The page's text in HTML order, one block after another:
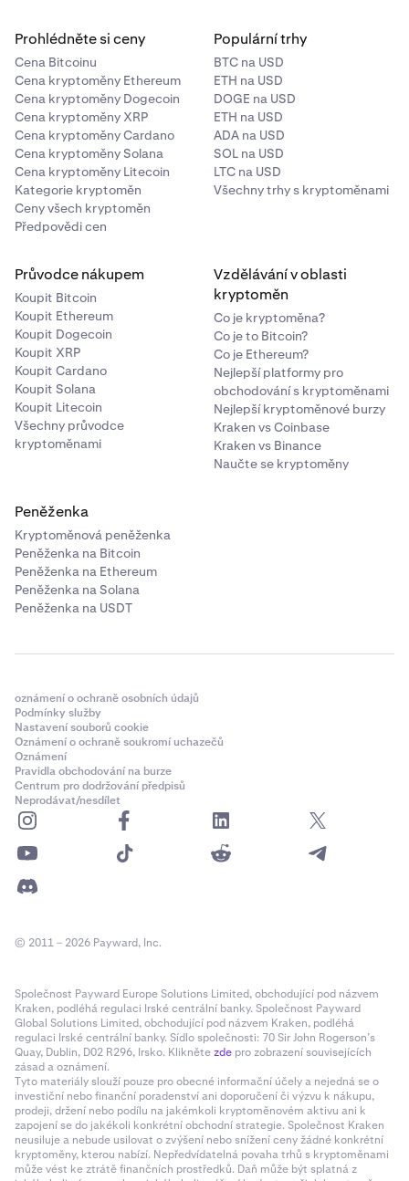
Prohlédněte si ceny
Cena Bitcoinu
Cena kryptoměny Ethereum
Cena kryptoměny Dogecoin
Cena kryptoměny XRP
Cena kryptoměny Cardano
Cena kryptoměny Solana
Cena kryptoměny Litecoin
Kategorie kryptoměn
Ceny všech kryptoměn
Předpovědi cen
Populární trhy
BTC na USD
ETH na USD
DOGE na USD
ETH na USD
ADA na USD
SOL na USD
LTC na USD
Všechny trhy s kryptoměnami
Průvodce nákupem
Koupit Bitcoin
Koupit Ethereum
Koupit Dogecoin
Koupit XRP
Koupit Cardano
Koupit Solana
Koupit Litecoin
Všechny průvodce
kryptoměnami
Vzdělávání v oblasti
kryptoměn
Co je kryptoměna?
Co je to Bitcoin?
Co je Ethereum?
Nejlepší platformy pro
obchodování s kryptoměnami
Nejlepší kryptoměnové burzy
Kraken vs Coinbase
Kraken vs Binance
Naučte se kryptoměny
Peněženka
Kryptoměnová peněženka
Peněženka na Bitcoin
Peněženka na Ethereum
Peněženka na Solana
Peněženka na USDT
oznámení o ochraně osobních údajů
Podmínky služby
Nastavení souborů cookie
Oznámení o ochraně soukromí uchazečů
Oznámení
Pravidla obchodování na burze
Centrum pro dodržování předpisů
Neprodávat/nesdílet
© 2011 – 2026 Payward, Inc.
Společnost Payward Europe Solutions Limited, obchodující pod názvem
Kraken, podléhá regulaci Irské centrální banky. Společnost Payward
Global Solutions Limited, obchodující pod názvem Kraken, podléhá
regulaci Irské centrální banky. Sídlo společnosti: 70 Sir John Rogerson’s
Quay, Dublin, D02 R296, Irsko. Kliknětezde pro zobrazení souvisejících
zásad a oznámení.
Tyto materiály slouží pouze pro obecné informační účely a nejedná se o
investiční nebo finanční poradenství ani doporučení či výzvu k nákupu,
prodeji, držení nebo podílu na jakémkoli kryptoměnovém aktivu ani k
zapojení se do jakékoli konkrétní obchodní strategie. Společnost Kraken
neusiluje a nebude usilovat o zvýšení nebo snížení ceny žádné konkrétní
kryptoměny, kterou nabízí. Nepředvídatelná povaha trhů s kryptoměnami
může vést ke ztrátě finančních prostředků. Daň může být splatná z